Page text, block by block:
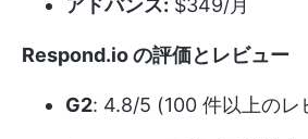
アドバンス: $349/月
Respond.io の評価とレビュー
G2: 4.8/5 (100 件以上のレ